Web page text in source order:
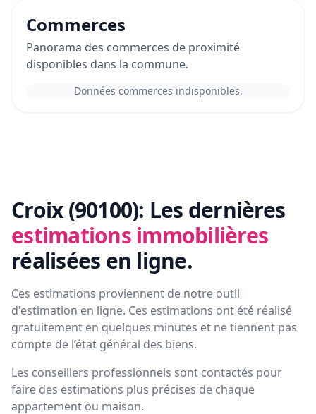
Commerces
Panorama des commerces de proximité
disponibles dans la commune.
Données commerces indisponibles.
Croix (90100): Les dernières
estimations immobilières
réalisées en ligne.
Ces estimations proviennent de notre outil
d'estimation en ligne. Ces estimations ont été réalisé
gratuitement en quelques minutes et ne tiennent pas
compte de l’état général des biens.
Les conseillers professionnels sont contactés pour
faire des estimations plus précises de chaque
appartement ou maison.